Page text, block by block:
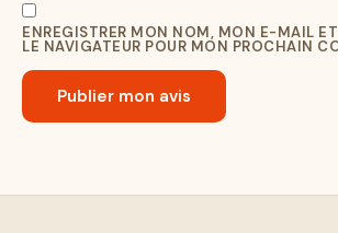
ENREGISTRER MON NOM, MON E-MAIL
LE NAVIGATEUR POUR MON PROCHAIN